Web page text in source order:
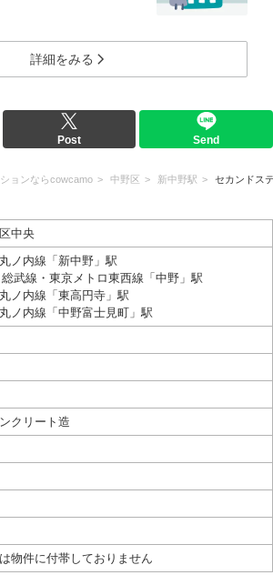
詳細をみる
Post Send
ョンならcowcamo 中野区 新中野駅 セカンドス
中央
ノ内線「新中野」駅
武線・東京メトロ東西線「中野」駅
ノ内線「東高円寺」駅
ノ内線「中野富士見町」駅
クリート造
物件に付帯しておりません